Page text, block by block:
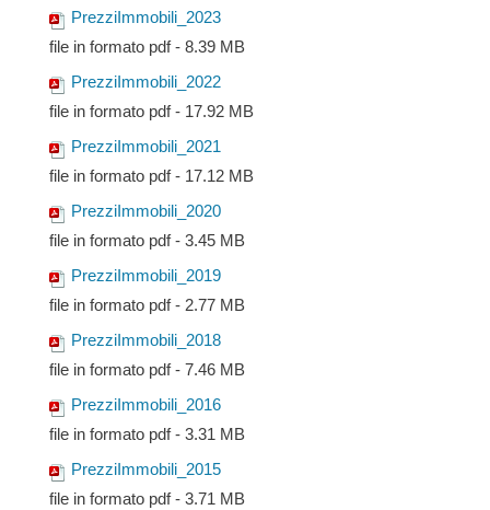
PrezziImmobili_2023
file in formato pdf - 8.39 MB
PrezziImmobili_2022
file in formato pdf - 17.92 MB
PrezziImmobili_2021
file in formato pdf - 17.12 MB
PrezziImmobili_2020
file in formato pdf - 3.45 MB
PrezziImmobili_2019
file in formato pdf - 2.77 MB
PrezziImmobili_2018
file in formato pdf - 7.46 MB
PrezziImmobili_2016
file in formato pdf - 3.31 MB
PrezziImmobili_2015
file in formato pdf - 3.71 MB